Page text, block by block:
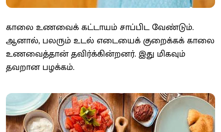
காலை உணவைக் கட்டாயம் சாப்பிட வேண்டும்.
ஆனால், பலரும் உடல் எடையைக் குறைக்கக் காலை
உணவைத்தான் தவிர்க்கின்றனர். இது மிகவும்
தவறான பழக்கம்.